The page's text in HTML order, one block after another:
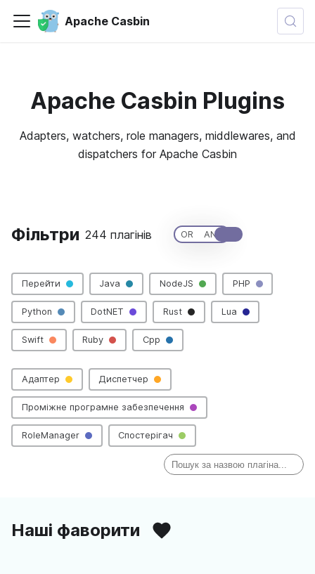
Apache Casbin
Apache Casbin Plugins
Adapters, watchers, role managers, middlewares, and
dispatchers for Apache Casbin
Фільтри 244 плагінів OR AND
Перейти Java NodeJS PHP
Python DotNET Rust Lua
Swift Ruby Cpp
Адаптер Диспетчер
Проміжне програмне забезпечення
RoleManager Спостерігач
Наші фаворити